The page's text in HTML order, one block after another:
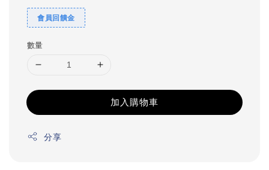
會員回饋金
數量
加入購物車
分享